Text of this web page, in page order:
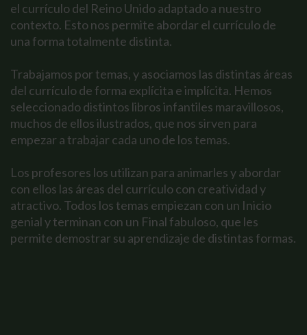
el currículo del Reino Unido adaptado a nuestro
contexto. Esto nos permite abordar el currículo de
una forma totalmente distinta.
Trabajamos por temas, y asociamos las distintas áreas
del currículo de forma explícita e implícita. Hemos
seleccionado distintos libros infantiles maravillosos,
muchos de ellos ilustrados, que nos sirven para
empezar a trabajar cada uno de los temas.
Los profesores los utilizan para animarles y abordar
con ellos las áreas del currículo con creatividad y
atractivo. Todos los temas empiezan con un Inicio
genial y terminan con un Final fabuloso, que les
permite demostrar su aprendizaje de distintas formas.